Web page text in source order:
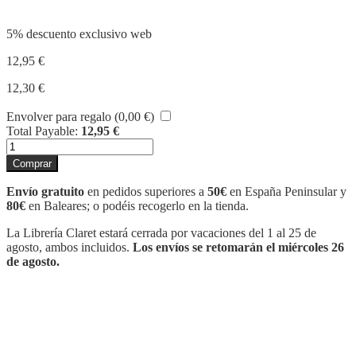
5% descuento exclusivo web
12,95 €
12,30 €
Envolver para regalo (0,00 €)
Total Payable: 12,95 €
BAJO
LA
MISMA
ESTRELLA
cantidad
Comprar
Envío gratuito en pedidos superiores a 50€ en España Peninsular y
80€ en Baleares; o podéis recogerlo en la tienda.
La Librería Claret estará cerrada por vacaciones del 1 al 25 de
agosto, ambos incluidos. Los envíos se retomarán el miércoles 26
de agosto.